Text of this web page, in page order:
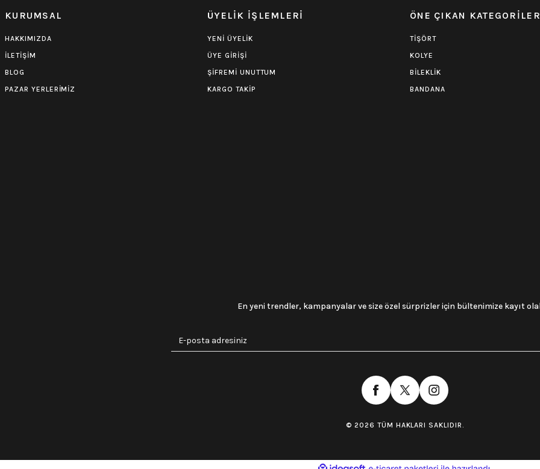
549,00
KURUMSAL
HAKKIMIZDA
İLETİŞİM
BLOG
PAZAR YERLERİMİZ
ÜYELİK İŞLEMLERİ
YENİ ÜYELİK
ÜYE GİRİŞİ
ŞİFREMİ UNUTTUM
KARGO TAKİP
ÖNE ÇIKAN KATEGORİLER
TİŞÖRT
KOLYE
BİLEKLİK
BANDANA
En yeni trendler, kampanyalar ve size özel sürprizler için bültenimize kayıt
© 2026 TÜM HAKLARI SAKLIDIR.